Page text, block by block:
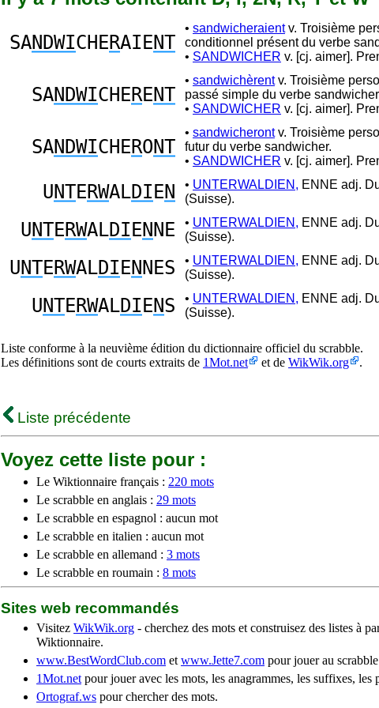
SANDWICHERAIENT
• sandwicheraientv. Troisième
conditionnel présent du verbe
• SANDWICHER v. [cj. aimer].
SANDWICHERENT
• sandwichèrentv. Troisième
passé simple du verbe
• SANDWICHER v. [cj. aimer].
SANDWICHERONT
• sandwicherontv. Troisième
futur du verbe sandwicher.
• SANDWICHER v. [cj. aimer].
UNTERWALDI EN • UNTERWALDIEN, ENNE adj.
(Suisse).
UNTERWALDI EN NE • UNTERWALDIEN, ENNE adj.
(Suisse).
UNTERWALDI EN NES • UNTERWALDIEN, ENNE adj.
(Suisse).
UNTERWALDI ENS • UNTERWALDIEN, ENNE adj.
(Suisse).
Liste conforme à la neuvième édition du dictionnaire officiel du scrabble.
Les définitions sont de courts extraits de 1Mot.net et de WikWik.org .
Liste précédente
Voyez cette liste pour :
Le Wiktionnaire français : 220 mots
Le scrabble en anglais : 29 mots
Le scrabble en espagnol : aucun mot
Le scrabble en italien : aucun mot
Le scrabble en allemand : 3 mots
Le scrabble en roumain : 8 mots
Sites web recommandés
Visitez WikWik.org - cherchez des mots et construisez des listes à
Wiktionnaire.
www.BestWordClub.com et www.Jette7.com pour jouer au
1Mot.net pour jouer avec les mots, les anagrammes, les suffixes, les
Ortograf.ws pour chercher des mots.